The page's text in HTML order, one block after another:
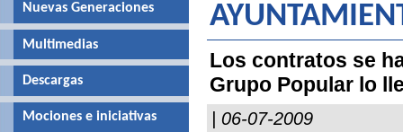
Los contratos se
Grupo Popular lo
| 06-07-2009
Nuevas Generaciones
Multimedias
Descargas
Mociones e iniciativas